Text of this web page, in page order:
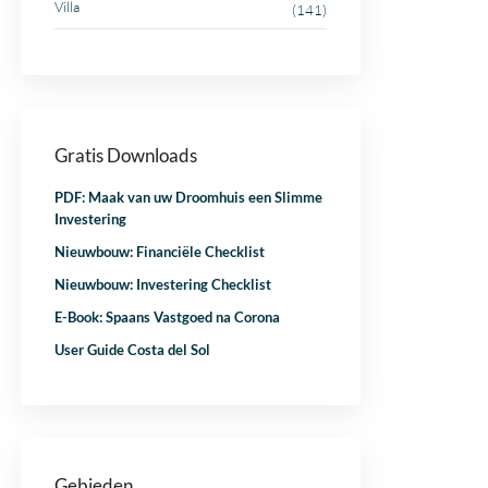
Villa (141)
Gratis Downloads
PDF: Maak van uw Droomhuis een Slimme
Investering
Nieuwbouw: Financiële Checklist
Nieuwbouw: Investering Checklist
E-Book: Spaans Vastgoed na Corona
User Guide Costa del Sol